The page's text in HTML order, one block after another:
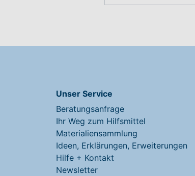
Unser Service
Beratungsanfrage
Ihr Weg zum Hilfsmittel
Materialiensammlung
Ideen, Erklärungen, Erweiterungen
Hilfe + Kontakt
Newsletter